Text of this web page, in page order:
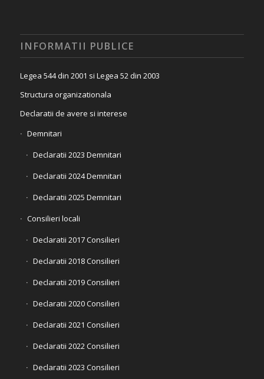
INFORMATII PUBLICE
Legea 544 din 2001 si Legea 52 din 2003
Structura organizationala
Declaratii de avere si interese
Demnitari
Declaratii 2023 Demnitari
Declaratii 2024 Demnitari
Declaratii 2025 Demnitari
Consilieri locali
Declaratii 2017 Consilieri
Declaratii 2018 Consilieri
Declaratii 2019 Consilieri
Declaratii 2020 Consilieri
Declaratii 2021 Consilieri
Declaratii 2022 Consilieri
Declaratii 2023 Consilieri